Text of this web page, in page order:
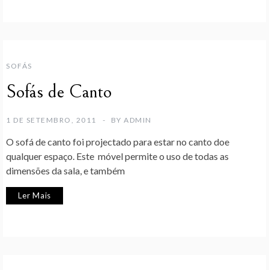
SOFÁS
Sofás de Canto
1 DE SETEMBRO, 2011 BY ADMIN
O sofá de canto foi projectado para estar no canto doe
qualquer espaço. Este móvel permite o uso de todas as
dimensões da sala, e também
Ler Mais